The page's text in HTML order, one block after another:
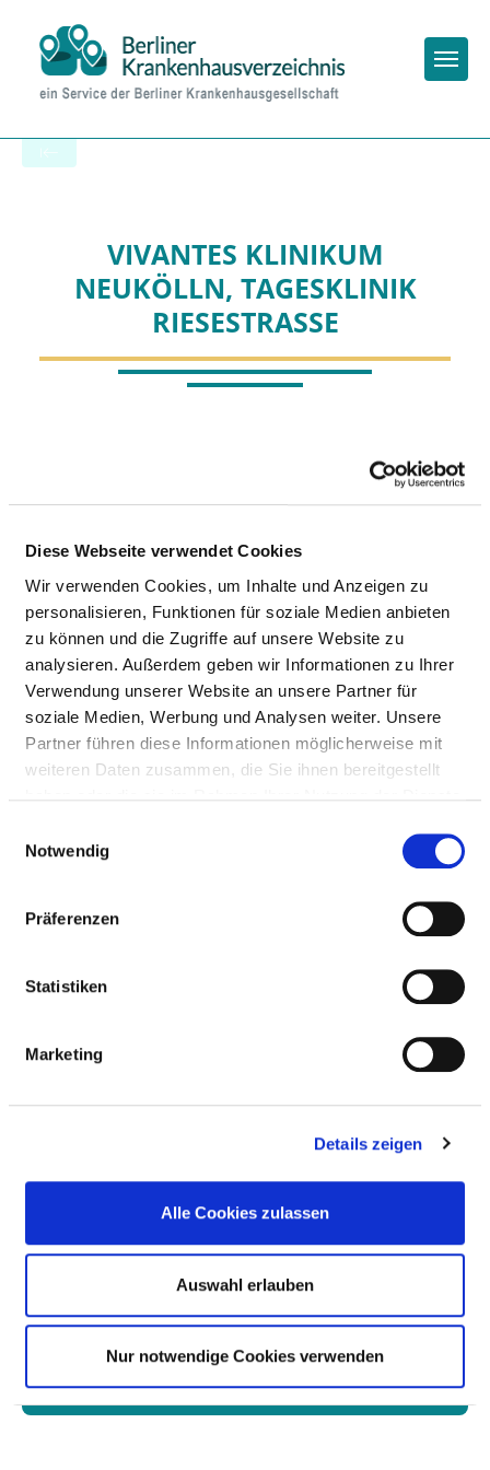
Diese Webseite verwendet Cookies
Wir verwenden Cookies, um Inhalte und Anzeigen zu
personalisieren, Funktionen für soziale Medien anbieten
zu können und die Zugriffe auf unsere Website zu
analysieren. Außerdem geben wir Informationen zu Ihrer
Verwendung unserer Website an unsere Partner für
soziale Medien, Werbung und Analysen weiter. Unsere
Partner führen diese Informationen möglicherweise mit
weiteren Daten zusammen, die Sie ihnen bereitgestellt
Notwendig
Präferenzen
Statistiken
Marketing
Details zeigen
Alle Cookies zulassen
Auswahl erlauben
Nur notwendige Cookies verwenden
VIVANTES KLINIKUM
NEUKÖLLN, TAGESKLINIK
RIESESTRASSE
UMGANG MIT RISIKEN IN DER
PATIENTENVERSORGUNG
QUALITÄTSMANAGEMENT
VERANTWORTLICHE PERSON
Dr. J. Danckert
GF Klinikmanagement
12347 Berlin
Mail:ed.setnaviv@ofni
RISIKOMANAGEMENT
LENKUNGSGREMIUM
INSTRUMENTE UND MASSNAHMEN IM R
ISIKOMANAGEMENT
INSTRUMENTE UND MASSNAHMEN